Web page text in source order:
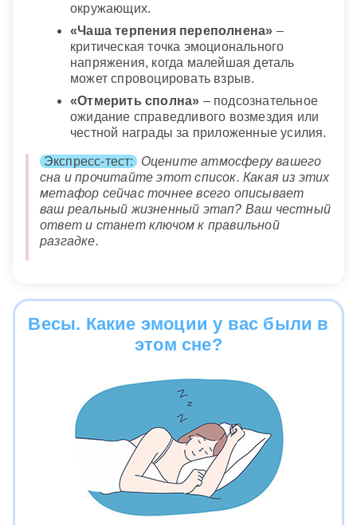
окружающих.
«Чаша терпения переполнена» –
критическая точка эмоционального
напряжения, когда малейшая деталь
может спровоцировать взрыв.
«Отмерить сполна» – подсознательное
ожидание справедливого возмездия или
честной награды за приложенные усилия.
Экспресс-тест:
Оцените атмосферу вашего
сна и прочитайте этот список. Какая из этих
метафор сейчас точнее всего описывает
ваш реальный жизненный этап? Ваш честный
ответ и станет ключом к правильной
разгадке.
Весы. Какие эмоции у вас были в
этом сне?